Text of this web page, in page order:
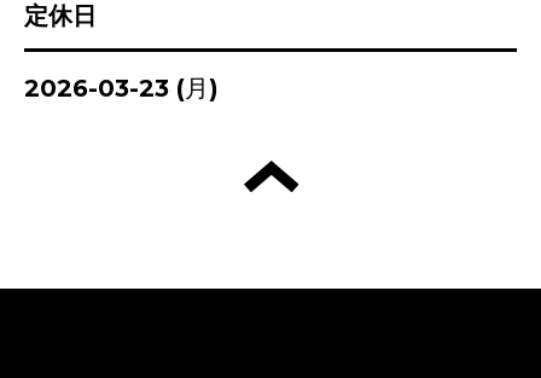
定休日
2026-03-23 (月)